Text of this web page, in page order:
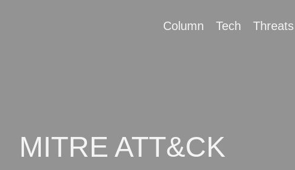
Column Tech Threats
MITRE ATT&CK